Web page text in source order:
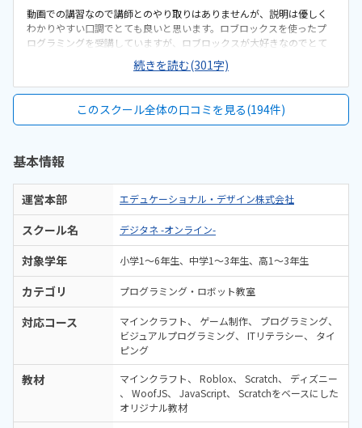
動画での講習なので講師とのやり取りはありませんが、説明は優しく
わかりやすい口調でとても良いと思います。ロブロックスを使ったプ
ログラミングを受講していますが、ロブロックスが大好きなのでとて
も楽しく取り組めています。自宅のリビングで、Wi-Fiで繋いだパソコ
ンを使って受けています。デジタネとロブロックススタジオを繋ぐ設
定が、少し難しかったです。オンラインで動画のみの受講なので、手
ミングが学べるところはあまりないので、子供が喜んでいます。好き
な時に受講できるのは良いですが、日時が決まった習い事と比べると
続きを読む(301字)
このスクール全体の口コミを見る(194件)
基本情報
運営本部 エデュケーショナル・デザイン株式会社
スクール名 デジタネ -オンライン-
対象学年 小学1〜6年生、中学1〜3年生、高1～3年生
カテゴリ プログラミング・ロボット教室
対応コース マインクラフト ゲーム制作
プログラミング
ビジュアルプログラミング
ITリテラシー
タイ
ピング
教材 マインクラフト Roblox Scratch
ディズニー
WoofJS
JavaScript
Scratchをベースにした
オリジナル教材